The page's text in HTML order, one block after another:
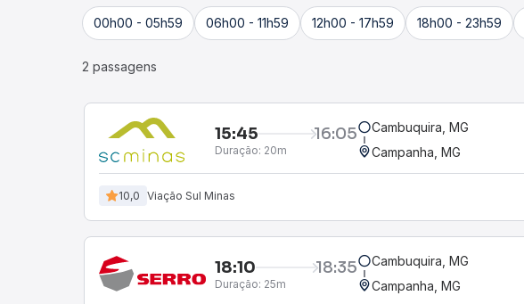
00h00 - 05h59 06h00 - 11h59 12h00 - 17h59 18h00 - 23h59
2 passagens
15:45 16:05
Duração: 20m
Cambuquira, MG
Campanha, MG
10,0 Viação Sul Minas
18:10 18:35
Duração: 25m
Cambuquira, MG
Campanha, MG